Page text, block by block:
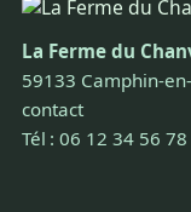
La Ferme du
59133 Camphin-
contact
Tél : 06 12 34 56 78